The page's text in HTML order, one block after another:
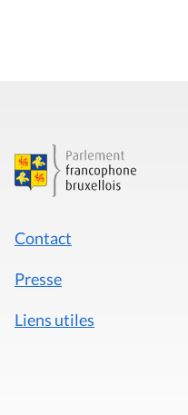
Contact
Presse
Liens utiles